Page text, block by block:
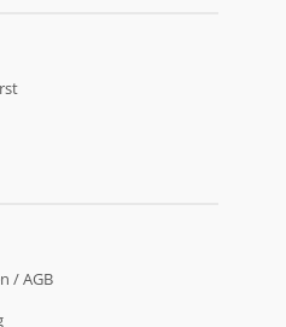
/ AGB